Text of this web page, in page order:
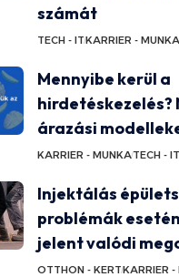
számát
TECH - ITKARRIER - MUNKA
Mennyibe kerül a
hirdetéskezelés?
árazási
KARRIER - MUNKATECH - IT
Injektálás
problémák
jelent valódi
OTTHON - KERTKARRIER -